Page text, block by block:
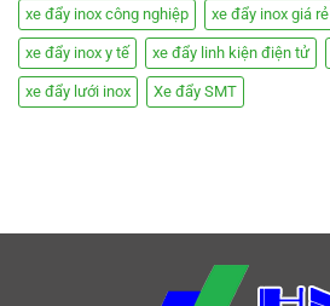
xe đẩy inox công nghiệp xe đẩy inox giá rẻ
xe đẩy inox y tế xe đẩy linh kiện điện tử
xe đẩy lưới inox Xe đẩy SMT